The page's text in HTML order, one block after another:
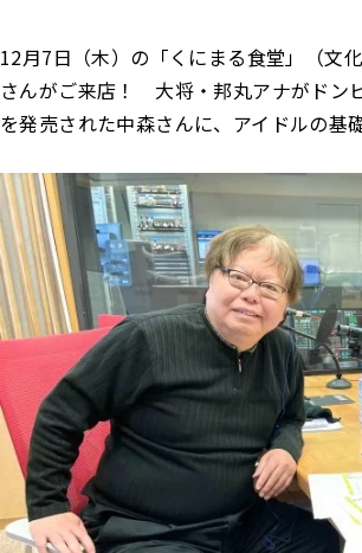
12月7日（木）の「くにまる食堂」（文
さんがご来店！ 大将・邦丸アナがドン
を発売された中森さんに、アイドルの基